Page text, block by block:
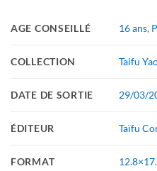
AGE CONSEILLÉ 16 ans,
COLLECTION Taifu
DATE DE SORTIE 29/03/
ÉDITEUR Taïfu
FORMAT